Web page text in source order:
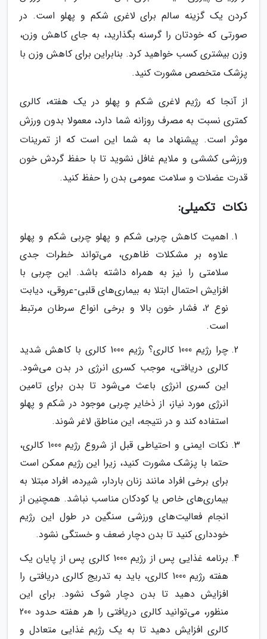
کردن یک گزینه سالم برای لاغری شکم و پهلو است. در
صورتی که خودتان را گرسنه بگذارید، به جای کاهش وزن،
وزن بیشتری کسب خواهید کرد. بنابراین برای کاهش وزن با
پزشک متخصص مشورت کنید.
از آنجا که رژیم لاغری شکم و پهلو در یک هفته، کالری
کمتری نسبت به مصرف روزانه شما دارد، معمولا بدون ورزش
موثر است. پیشنهاد ما به شما این است که از تمرینات
ورزشی کششی و ملایم غافل نشوید تا با حفظ گردش خون
قدرت عضلات و سلامت عمومی بدن را حفظ کنید.
نکات تکمیلی:
اهمیت کاهش چربی شکم و پهلو چربی شکم و پهلو
علاوه بر مشکلات ظاهری، می‌تواند خطرات جدی
سلامتی را نیز به همراه داشته باشد. این چربی با
افزایش احتمال ابتلا به بیماری‌های قلبی-عروقی، دیابت
نوع 2، فشار خون بالا و برخی انواع سرطان مرتبط
است.
چرا رژیم 1000 کالری؟ رژیم 1000 کالری با کاهش شدید
کالری دریافتی، موجب کسری انرژی در بدن می‌شود.
این کسری انرژی باعث می‌شود تا بدن برای تامین
انرژی مورد نیاز، از ذخایر چربی موجود در شکم و پهلو
استفاده کند و در نتیجه، این مناطق لاغر شوند.
نکات ایمنی و احتیاطی قبل از شروع رژیم 1000 کالری،
حتما با پزشک مشورت کنید، زیرا این رژیم ممکن است
برای برخی افراد مانند زنان باردار، شیرده، افراد مبتلا به
بیماری‌های خاص یا کودکان مناسب نباشد. همچنین از
انجام فعالیت‌های ورزشی سنگین در طول این رژیم
خودداری کنید تا بدن دچار ضعف و خستگی نشود.
برنامه غذایی پس از رژیم 1000 کالری پس از پایان یک
هفته رژیم 1000 کالری، باید به تدریج کالری دریافتی را
افزایش دهید تا بدن دچار شوک نشود. برای این
منظور، می‌توانید کالری دریافتی را هر هفته حدود 200
کالری افزایش دهید تا به یک رژیم غذایی متعادل و